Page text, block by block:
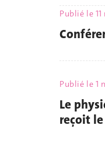
Publié le
Publié le 1
Le
reçoit